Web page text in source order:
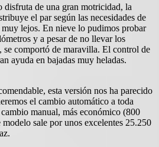
disfruta de una gran motricidad, la
el par según las necesidades de
lejos. En nieve lo pudimos probar
y a pesar de no llevar los
se comportó de maravilla. El control de
ayuda en bajadas muy heladas.
esta versión nos ha parecido
el cambio automático a toda
manual, más económico (800
sale por unos excelentes 25.250